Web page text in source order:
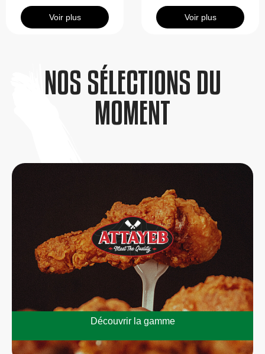
Voir plus Voir plus
NOS SÉLECTIONS DU
MOMENT
Découvrir la gamme